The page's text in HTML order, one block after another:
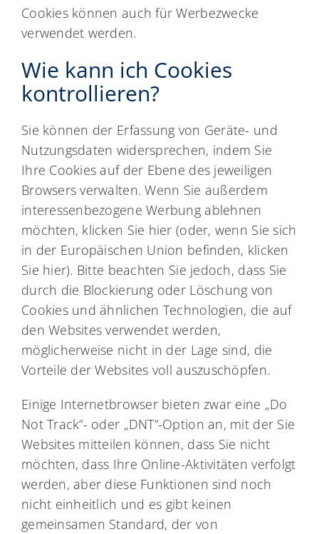
Cookies können auch für Werbezwecke
verwendet werden.
Wie kann ich Cookies
kontrollieren?
Sie können der Erfassung von Geräte- und
Nutzungsdaten widersprechen, indem Sie
Ihre Cookies auf der Ebene des jeweiligen
Browsers verwalten. Wenn Sie außerdem
interessenbezogene Werbung ablehnen
möchten, klicken Sie hier (oder, wenn Sie sich
in der Europäischen Union befinden, klicken
Sie hier). Bitte beachten Sie jedoch, dass Sie
durch die Blockierung oder Löschung von
Cookies und ähnlichen Technologien, die auf
den Websites verwendet werden,
möglicherweise nicht in der Lage sind, die
Vorteile der Websites voll auszuschöpfen.
Einige Internetbrowser bieten zwar eine „Do
Not Track“- oder „DNT“-Option an, mit der Sie
Websites mitteilen können, dass Sie nicht
möchten, dass Ihre Online-Aktivitäten verfolgt
werden, aber diese Funktionen sind noch
nicht einheitlich und es gibt keinen
gemeinsamen Standard, der von